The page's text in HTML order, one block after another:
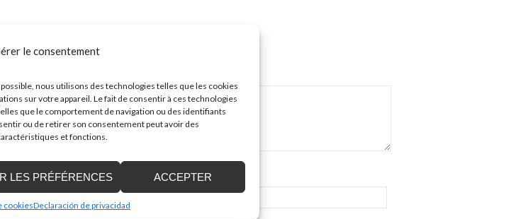
le consentement
nous utilisons des technologies telles que les cookies
sur votre appareil. Le fait de consentir à ces technologies
que le comportement de navigation ou des identifiants
ou de retirer son consentement peut avoir des
et fonctions.
ACCEPTER
LES PRÉFÉRENCES
cookiesDeclaración de privacidad
indiqués avec*
Mail*